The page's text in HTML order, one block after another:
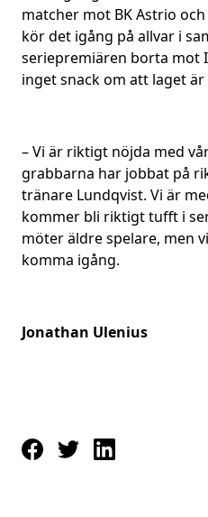
matcher mot BK Astrio
kör det igång på allvar i
seriepremiären borta mot
inget snack om att laget är
– Vi är riktigt nöjda med
grabbarna har jobbat på
tränare Lundqvist. Vi är
kommer bli riktigt tufft i
möter äldre spelare, men
komma igång.
Jonathan Ulenius